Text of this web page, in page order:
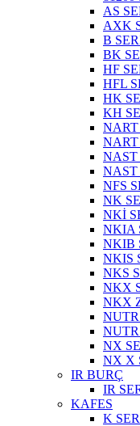
AS
AXK
B
BK
HF
HFL
HK
KH
NAST
NAST
NFS
NK
NKİ
NKIA
NKIB
NKIS
NKS
NKX
NKX
NX
NX X
IR BURÇ
IR
KAFES
K